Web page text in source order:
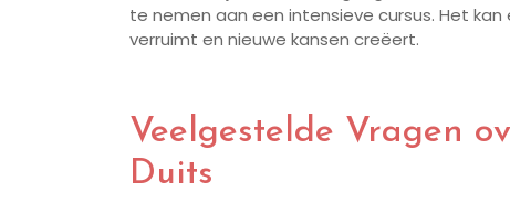
te nemen aan een intensieve cursus. Het
verruimt en nieuwe kansen creëert.
Veelgestelde Vragen
Duits